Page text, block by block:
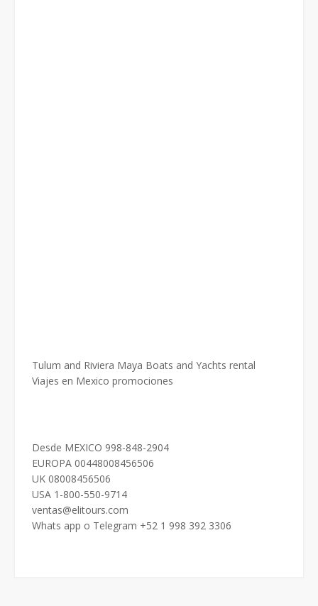
Tulum and Riviera Maya Boats and Yachts rental
Viajes en Mexico promociones
Desde MEXICO 998-848-2904
EUROPA 00448008456506
UK 08008456506
USA 1-800-550-9714
ventas@elitours.com
Whats app o Telegram +52 1 998 392 3306